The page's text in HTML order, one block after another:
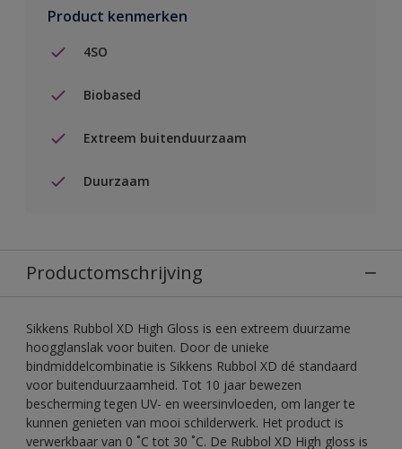
Product kenmerken
4SO
Biobased
Extreem buitenduurzaam
Duurzaam
Productomschrijving
Sikkens Rubbol XD High Gloss is een extreem duurzame
hoogglanslak voor buiten. Door de unieke
bindmiddelcombinatie is Sikkens Rubbol XD dé standaard
voor buitenduurzaamheid. Tot 10 jaar bewezen
bescherming tegen UV- en weersinvloeden, om langer te
kunnen genieten van mooi schilderwerk. Het product is
verwerkbaar van 0 ˚C tot 30 ˚C. De Rubbol XD High gloss is